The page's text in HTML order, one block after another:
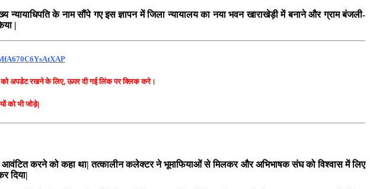
के नाम सौंपे गए इस ज्ञापन में जिला न्यायालय का नया भवन खाराखेड़ी में बनाने और ग्राम बंजली-
|
को अपडेट रखने के लिए, ऊपर दी गई लिंक पर क्लिक करे।
को भी जोड़े|
आवंटित करने को कहा था| तत्कालीन कलेक्टर ने भूमाफियाओं से मिलकर और अभिभाषक संघ को विश्वास में लिए
दिया|